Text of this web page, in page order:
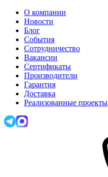
О компании
Новости
Блог
События
Сотрудничество
Вакансии
Сертификаты
Производители
Гарантия
Доставка
Реализованные проекты